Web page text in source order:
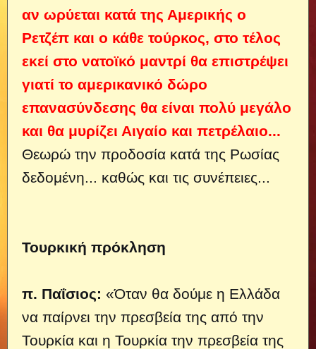
αν ωρύεται κατά της Αμερικής ο
Ρετζέπ και ο κάθε τούρκος, στο τέλος
εκεί στο νατοϊκό μαντρί θα επιστρέψει
γιατί το αμερικανικό δώρο
επανασύνδεσης θα είναι πολύ μεγάλο
και θα μυρίζει Αιγαίο και πετρέλαιο...
Θεωρώ την προδοσία κατά της Ρωσίας
δεδομένη... καθώς και τις συνέπειες...
Τουρκική πρόκληση
π. Παΐσιος: «Όταν θα δούμε η Ελλάδα
να παίρνει την πρεσβεία της από την
Τουρκία και η Τουρκία την πρεσβεία της